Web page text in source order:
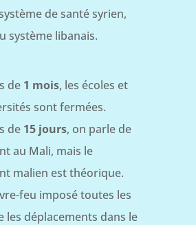
de santé syrien,
système libanais.
de 1 mois, les écoles et
sont fermées.
de 15 jours, on parle de
au Mali, mais le
malien est théorique.
feu imposé toutes les
les déplacements dans le